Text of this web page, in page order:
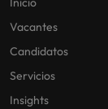
Vacantes
Candidatos
Servicios
Insights